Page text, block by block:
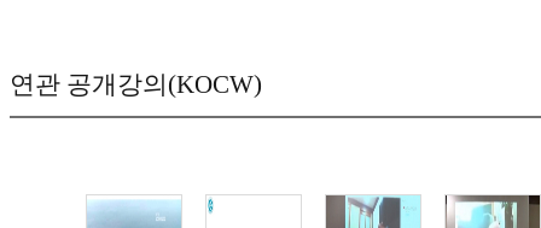
연관 공개강의(KOCW)